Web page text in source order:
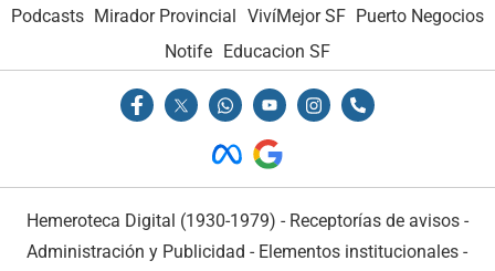
Podcasts Mirador Provincial VivíMejor SF Puerto Negocios
Notife Educacion SF
Hemeroteca Digital (1930-1979) - Receptorías de avisos -
Administración y Publicidad - Elementos institucionales -